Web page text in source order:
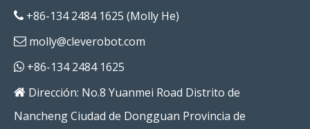
 +86-134 2484 1625 (Molly He)
 molly@cleverobot.com
 +86-134 2484 1625
 Dirección: No.8 Yuanmei Road Distrito de
Nancheng Ciudad de Dongguan Provincia de